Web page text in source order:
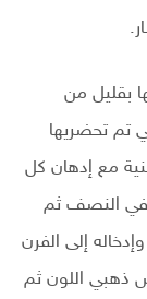
بقليل من
تم تحضريها
مع إدهان كل
في النصف ثم
إلى الفرن
ذهبي اللون ثم